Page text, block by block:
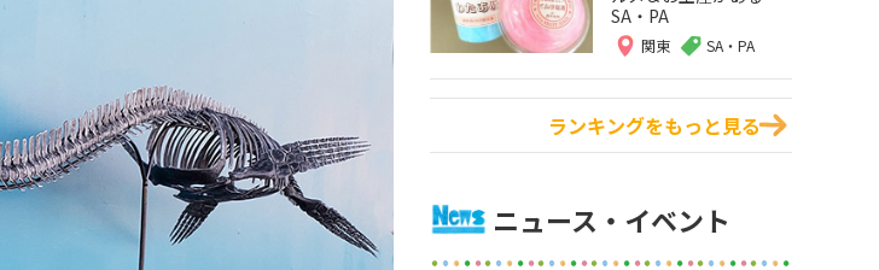
SA・PA
関東 SA・PA
ランキングをもっと見る
ニュース・イベント